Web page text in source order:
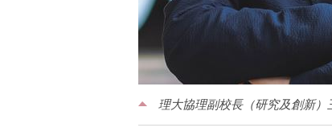
理大協理副校長（研究及創新）